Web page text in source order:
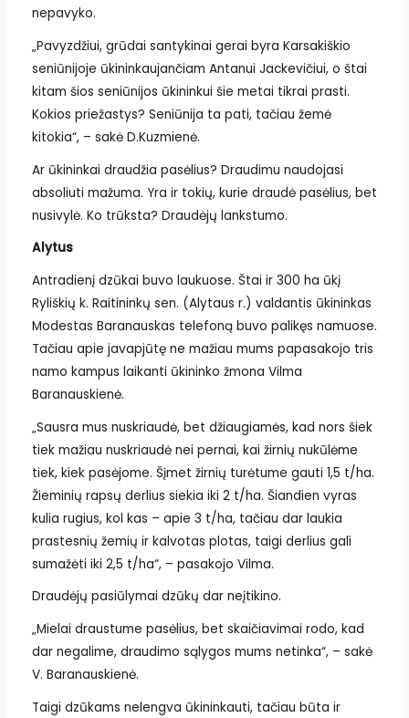
nepavyko.
„Pavyzdžiui, grūdai santykinai gerai byra Karsakiškio
seniūnijoje ūkininkaujančiam Antanui Jackevičiui, o štai
kitam šios seniūnijos ūkininkui šie metai tikrai prasti.
Kokios priežastys? Seniūnija ta pati, tačiau žemė
kitokia“, – sakė D.Kuzmienė.
Ar ūkininkai draudžia pasėlius? Draudimu naudojasi
absoliuti mažuma. Yra ir tokių, kurie draudė pasėlius, bet
nusivylė. Ko trūksta? Draudėjų lankstumo.
Alytus
Antradienį dzūkai buvo laukuose. Štai ir 300 ha ūkį
Ryliškių k. Raitininkų sen. (Alytaus r.) valdantis ūkininkas
Modestas Baranauskas telefoną buvo palikęs namuose.
Tačiau apie javapjūtę ne mažiau mums papasakojo tris
namo kampus laikanti ūkininko žmona Vilma
Baranauskienė.
„Sausra mus nuskriaudė, bet džiaugiamės, kad nors šiek
tiek mažiau nuskriaudė nei pernai, kai žirnių nukūlėme
tiek, kiek pasėjome. Šįmet žirnių turėtume gauti 1,5 t/ha.
Žieminių rapsų derlius siekia iki 2 t/ha. Šiandien vyras
kulia rugius, kol kas – apie 3 t/ha, tačiau dar laukia
prastesnių žemių ir kalvotas plotas, taigi derlius gali
sumažėti iki 2,5 t/ha“, – pasakojo Vilma.
Draudėjų pasiūlymai dzūkų dar neįtikino.
„Mielai draustume pasėlius, bet skaičiavimai rodo, kad
dar negalime, draudimo sąlygos mums netinka“, – sakė
V. Baranauskienė.
Taigi dzūkams nelengva ūkininkauti, tačiau būta ir